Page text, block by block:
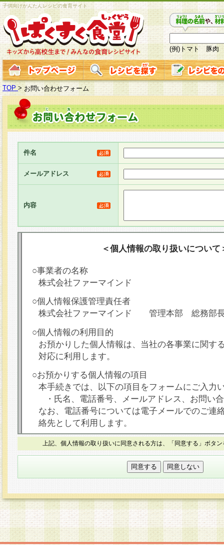
子供向けかんたんレシピの食育サイト
(例)トマト 豚肉
TOP > お問い合わせフォーム
件名
メールアドレス
内容
＜個人情報の取り扱いについて
○事業者の名称
株式会社ファーマインド
○個人情報保護管理責任者
株式会社ファーマインド 管理本部 総務部
○個人情報の利用目的
お預かりした個人情報は、当社の各事業に関す
対応に利用します。
○お預かりする個人情報の項目
本手続きでは、以下の項目をフォームにご入力
・氏名、電話番号、メールアドレス、お問い
なお、電話番号については電子メールでのご連
絡先として利用します。
○本人が容易に認識できない方法による個人情報
本フォームでは、セッション管理のためCookie
○個人情報の第三者提供について
力いただく個人情報は第三者に提供しません。
○個人情報の委託について
個人情報の取り扱いを外部に委託する場合は、
情報管理基準を満たす企業を選定して委託を行
上記、個人情報の取り扱いに同意される方は、「同意する」ボタ